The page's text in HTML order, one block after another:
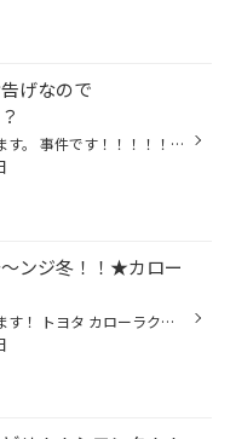
げなので
おはようございます。 事件です！！！！！ こちらをご覧ください！ パンクしたと来店されたお客様のタイヤです！ タイヤの横 キレてます！ これは 修理できません！ 雪で路肩のブロックが見えない・・・・曲がるときに ひっかけてしまった・・・・ タイヤ キレて パンク・・・ よくあります。仕方な...
ンジ冬！！★カロー
おはようございます！ トヨタ カローラクロス タイヤチェ～～ンジしました。 ブリザック ＶＲＸ３ タイヤサイズ 215/60Ｒ17へチェ～～ンジしました。 これで雪道安心ですね！ ありがとうございました。 年末年始の営業案内 ＊Instagram＊ 当店のInstagramもぜひご覧ください！ HPとはまた違った投稿...